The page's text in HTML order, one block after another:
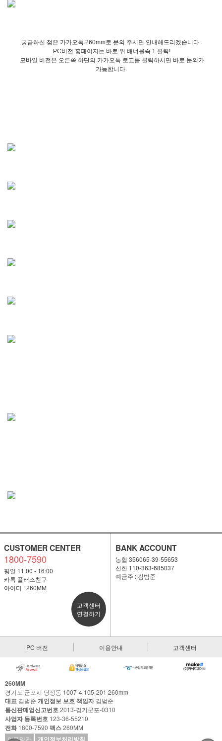
궁금하신 점은 카카오톡 260mm로 문의 주시면 안내해드리겠습니다.
PC버전 홈페이지는 바로 위 배너를속 1 클릭!
모바일 버전은 오른쪽 하단의 카카오톡 로고를 클릭하시면 바로 문의가
가능합니다.
CUSTOMER CENTER
1800-7590
평일 11:00 - 16:00
카톡 플러스친구
아이디 : 260MM
고객센터
연결하기
BANK ACCOUNT
농협 356065-39-55653
신한 110-363-685037
예금주 : 김범준
PC 버전 이용안내 고객센터
260MM
경기도 군포시 당정동 1007-4 105-201 260mm
대표 김범준 개인정보 보호 책임자김범준
통신판매업신고번호2013-경기군포-0310
사업자 등록번호 123-36-55210
전화1800-7590 팩스260MM
이용약관
개인정보처리방침